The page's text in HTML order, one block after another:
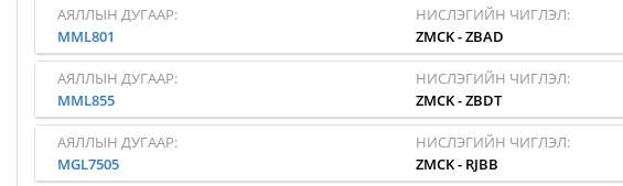
АЯЛЛЫН ДУГААР:
MML801
НИСЛЭГИЙН ЧИГЛЭЛ:
ZMCK-ZBAD
АЯЛЛЫН ДУГААР:
MML855
НИСЛЭГИЙН ЧИГЛЭЛ:
ZMCK-ZBDT
АЯЛЛЫН ДУГААР:
MGL7505
НИСЛЭГИЙН ЧИГЛЭЛ:
ZMCK- RJBB